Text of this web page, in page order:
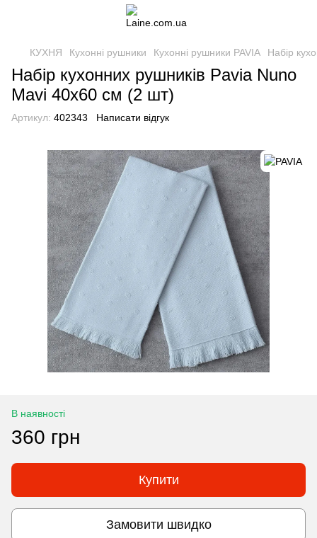
КУХНЯ Кухонні рушники Кухонні рушники PAVIA Набір
Набір кухонних рушників Pavia Nuno
Mavi 40x60 см (2 шт)
Артикул: 402343 Написати відгук
В наявності
360 грн
Купити
Замовити швидко